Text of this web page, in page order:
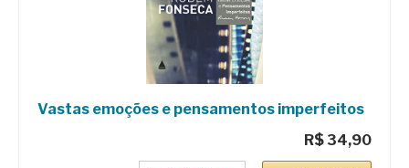
Vastas emoções e pensamentos imperfeitos
R$ 34,90